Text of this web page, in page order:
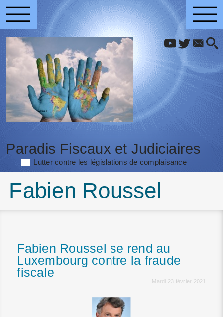
Paradis Fiscaux et Judiciaires
Lutter contre les législations de complaisance
Fabien Roussel
Fabien Roussel se rend au
Luxembourg contre la fraude
fiscale
Mardi 23 février 2021